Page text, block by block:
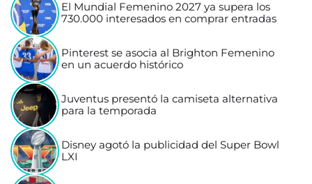
El Mundial Femenino 2027 ya supera los
730.000 interesados en comprar entradas
Pinterest se asocia al Brighton Femenino
en un acuerdo histórico
Juventus presentó la camiseta alternativa
para la temporada
Disney agotó la publicidad del Super Bowl
LXI